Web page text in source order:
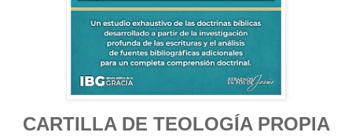
CARTILLA DE TEOLOGÍA PROPIA